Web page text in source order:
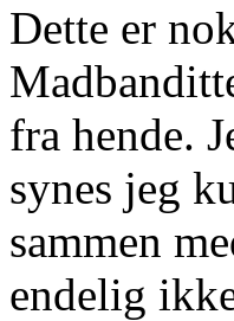
Dette er
fra hende.
synes jeg
sammen
endelig